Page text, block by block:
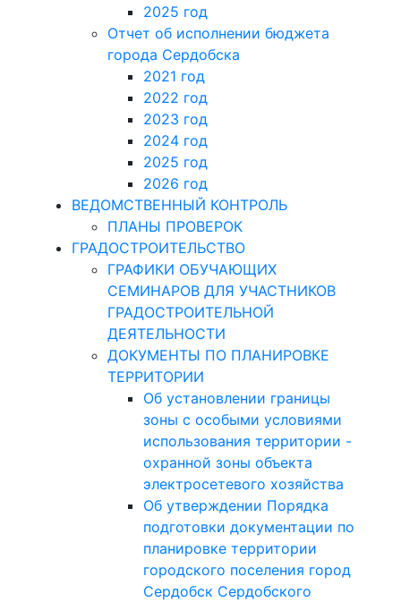
2025 год
Отчет об исполнении бюджета
города Сердобска
2021 год
2022 год
2023 год
2024 год
2025 год
2026 год
ВЕДОМСТВЕННЫЙ КОНТРОЛЬ
ПЛАНЫ ПРОВЕРОК
ГРАДОСТРОИТЕЛЬСТВО
ГРАФИКИ ОБУЧАЮЩИХ
СЕМИНАРОВ ДЛЯ УЧАСТНИКОВ
ГРАДОСТРОИТЕЛЬНОЙ
ДЕЯТЕЛЬНОСТИ
ДОКУМЕНТЫ ПО ПЛАНИРОВКЕ
ТЕРРИТОРИИ
Об установлении границы
зоны с особыми условиями
использования территории -
охранной зоны объекта
электросетевого хозяйства
Об утверждении Порядка
подготовки документации по
планировке территории
городского поселения город
Сердобск Сердобского